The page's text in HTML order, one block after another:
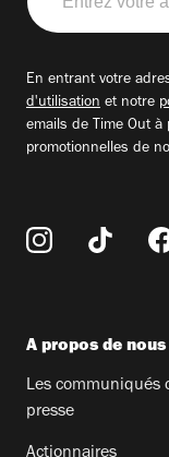
votre
adresse
En entrant votre
d'utilisation et notre
emails de Time Out
promotionnelles de
A propos de nous
Les communiqués
presse
Actionnaires